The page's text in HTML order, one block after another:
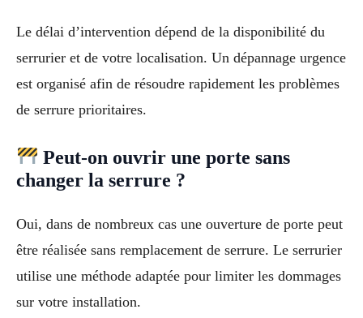
Le délai d’intervention dépend de la disponibilité du
serrurier et de votre localisation. Un dépannage urgence
est organisé afin de résoudre rapidement les problèmes
de serrure prioritaires.
Peut-on ouvrir une porte sans
changer la serrure ?
Oui, dans de nombreux cas une ouverture de porte peut
être réalisée sans remplacement de serrure. Le serrurier
utilise une méthode adaptée pour limiter les dommages
sur votre installation.